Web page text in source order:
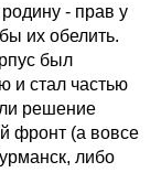
- прав у
их обелить.
был
и стал частью
решение
фронт (а вовсе
либо